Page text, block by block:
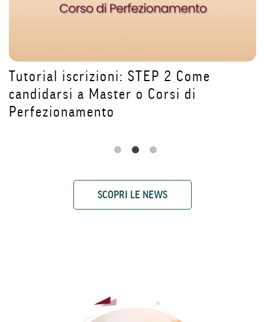
Come l'Intelligenza Artificiale sta
trasformando la sanità: le
testimonianze del Master DAI4Health
SCOPRI LE NEWS